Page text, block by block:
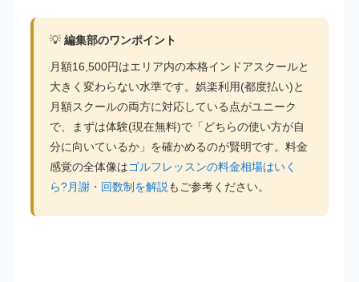
💡 編集部のワンポイント
月額16,500円はエリア内の本格インドアスクールと
大きく変わらない水準です。娯楽利用(都度払い)と
月額スクールの両方に対応している点がユニーク
で、まずは体験(現在無料)で「どちらの使い方が自
分に向いているか」を確かめるのが賢明です。料金
感覚の全体像はゴルフレッスンの料金相場はいく
ら?月謝・回数制を解説 もご参考ください。